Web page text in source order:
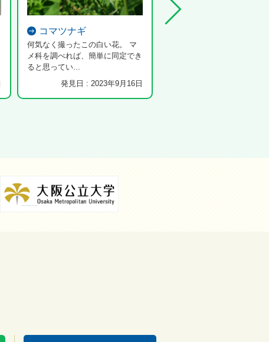
コマツナギ
何気なく撮ったこの白い花。 マ
メ科を調べれば、簡単に同定でき
ると思ってい...
発見日 : 2023年9月16日